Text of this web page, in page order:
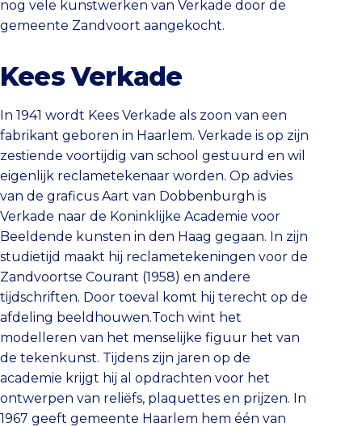
nog vele kunstwerken van Verkade door de
gemeente Zandvoort aangekocht.
Kees Verkade
In 1941 wordt Kees Verkade als zoon van een
fabrikant geboren in Haarlem. Verkade is op zijn
zestiende voortijdig van school gestuurd en wil
eigenlijk reclametekenaar worden. Op advies
van de graficus Aart van Dobbenburgh is
Verkade naar de Koninklijke Academie voor
Beeldende kunsten in den Haag gegaan. In zijn
studietijd maakt hij reclametekeningen voor de
Zandvoortse Courant (1958) en andere
tijdschriften. Door toeval komt hij terecht op de
afdeling beeldhouwen.Toch wint het
modelleren van het menselijke figuur het van
de tekenkunst. Tijdens zijn jaren op de
academie krijgt hij al opdrachten voor het
ontwerpen van reliëfs, plaquettes en prijzen. In
1967 geeft gemeente Haarlem hem één van